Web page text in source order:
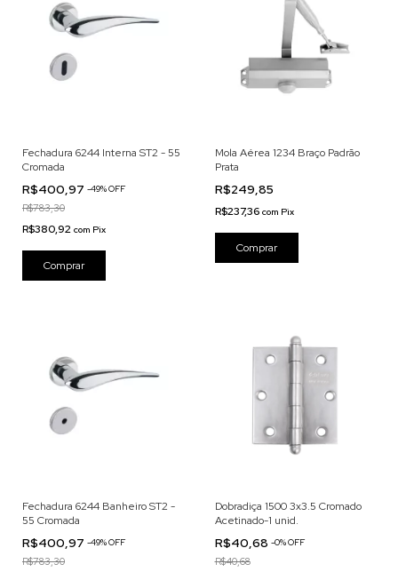
Fechadura 6244 Interna ST2 - 55
Cromada
R$400,97 -49% OFF
R$783,30
R$380,92 com Pix
Mola Aérea 1234 Braço Padrão
Prata
R$249,85
R$237,36 com Pix
Fechadura 6244 Banheiro ST2 -
55 Cromada
R$400,97 -49% OFF
R$783,30
Dobradiça 1500 3x3.5 Cromado
Acetinado-1 unid.
R$40,68 -0% OFF
R$40,68